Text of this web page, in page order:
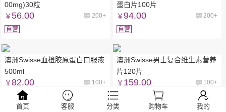
00mg)30粒
￥ 56.00
200+
自营
蛋白片100片
￥94.00
200+
自营
澳洲Swisse血橙胶原蛋白口服液
500ml
￥82.00
100+
自营
澳洲Swisse男士复合维生素营养
片120片
￥ 159.00
100+
自营
首页 客服 分类 购物车 我的